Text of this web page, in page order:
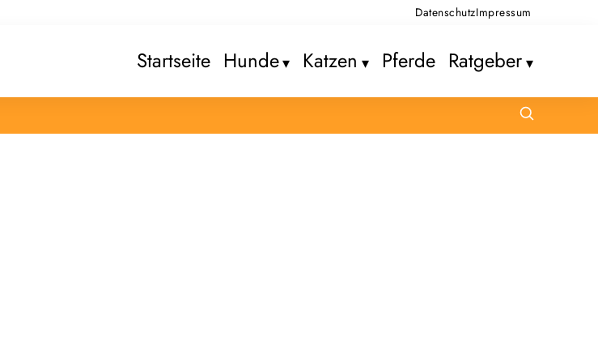
DatenschutzImpressum
Startseite Hunde Katzen Pferde Ratgeber